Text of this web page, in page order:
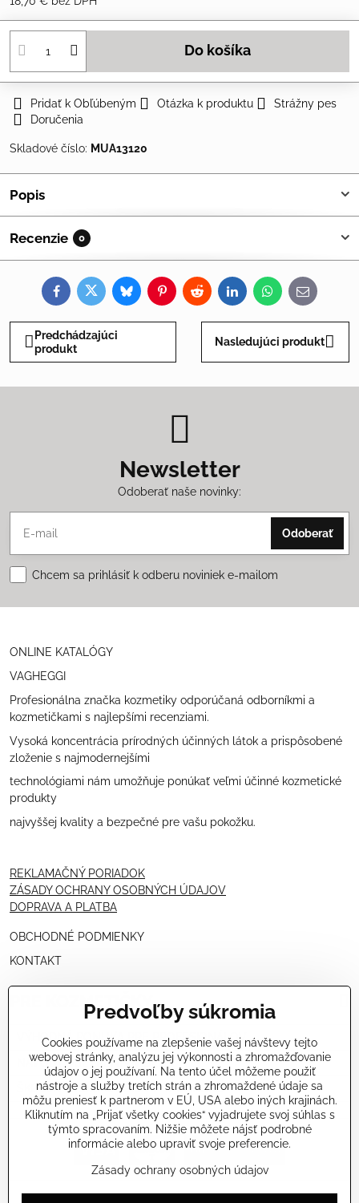
Do košíka
Pridať k Obľúbeným Otázka k produktu
Strážny pes
Doručenia
Skladové číslo: MUA13120
Popis
Recenzie 0
FacebookTwitterBlueskyPinterestRedditLinkedInWhatsApp
E-
mail
Predchádzajúci
produkt
Nasledujúci produkt
Newsletter
Odoberať naše novinky:
Odoberať
Chcem sa prihlásiť k odberu noviniek e-mailom
ONLINE KATALÓGY
VAGHEGGI
Profesionálna značka kozmetiky odporúčaná odborníkmi a
kozmetičkami s najlepšími recenziami.
Vysoká koncentrácia prírodných účinných látok a prispôsobené
zloženie s najmodernejšími
technológiami nám umožňuje ponúkať veľmi účinné kozmetické
produkty
najvyššej kvality a bezpečné pre vašu pokožku.
REKLAMAČNÝ PORIADOK
ZÁSADY OCHRANY OSOBNÝCH ÚDAJOV
DOPRAVA A PLATBA
OBCHODNÉ PODMIENKY
KONTAKT
PRE KOZMETIČKY
VÝHODNÁ PONUKA PRE PROFESIONÁLOV
NÁVODY OŠETRENÍ - VIDEÁ
ŠKOLENIE KOZMETIČIEK V TALIANSKU
©2026Copyright
Predvoľby súkromia
Cookies používame na zlepšenie vašej návštevy tejto
webovej stránky, analýzu jej výkonnosti a zhromažďovanie
údajov o jej používaní. Na tento účel môžeme použiť
nástroje a služby tretích strán a zhromaždené údaje sa
môžu preniesť k partnerom v EÚ, USA alebo iných krajinách.
Kliknutím na „Prijať všetky cookies“ vyjadrujete svoj súhlas s
týmto spracovaním. Nižšie môžete nájsť podrobné
informácie alebo upraviť svoje preferencie.
Zásady ochrany osobných údajov